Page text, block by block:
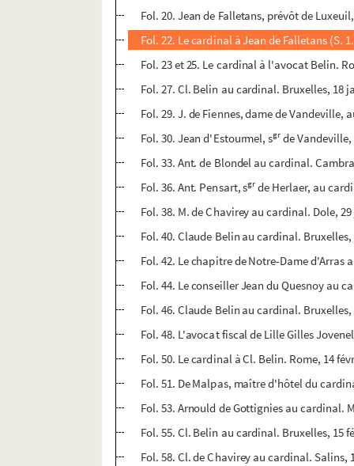
Fol. 20. Jean de Falletans, prévôt de
Fol. 22. Le cardinal à Jean de Falletans (S.
Fol. 23 et 25. Le cardinal à l'avocat Belin.
Fol. 27. Cl. Belin au cardinal. Bruxelles, 18
Fol. 29. J. de Fiennes, dame de
Fol. 30. Jean d'Estourmel, sgr de
Fol. 33. Ant. de Blondel au cardinal.
Fol. 36. Ant. Pensart, sgr de Herlaer, au
Fol. 38. M. de Chavirey au cardinal. Dole,
Fol. 40. Claude Belin au cardinal. Bruxelles,
Fol. 42. Le chapitre de Notre-Dame d'Arras
Fol. 44. Le conseiller Jean du Quesnoy au
Fol. 46. Claude Belin au cardinal. Bruxelles,
Fol. 48. L'avocat fiscal de Lille Gilles
Fol. 50. Le cardinal à Cl. Belin. Rome, 14
Fol. 51. De Malpas, maître d'hôtel du
Fol. 53. Arnould de Gottignies au cardinal.
Fol. 55. Cl. Belin au cardinal. Bruxelles, 15
Fol. 58. Cl. de Chavirey au cardinal. Salins,